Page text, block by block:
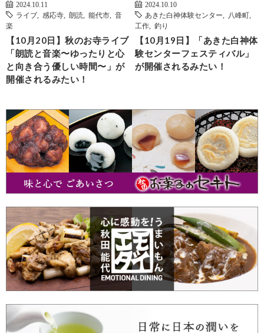
2024.10.11
ライブ
感応寺 朗読 能代市
音
楽
【10月20日】秋のお寺ライブ
「朗読と音楽〜ゆったりと心
と向き合う優しい時間〜」が
開催されるみたい！
2024.10.10
あきた白神体験センター
八峰町
工作
釣り
【10月19日】「あきた白神体
験センターフェスティバル」
が開催されるみたい！